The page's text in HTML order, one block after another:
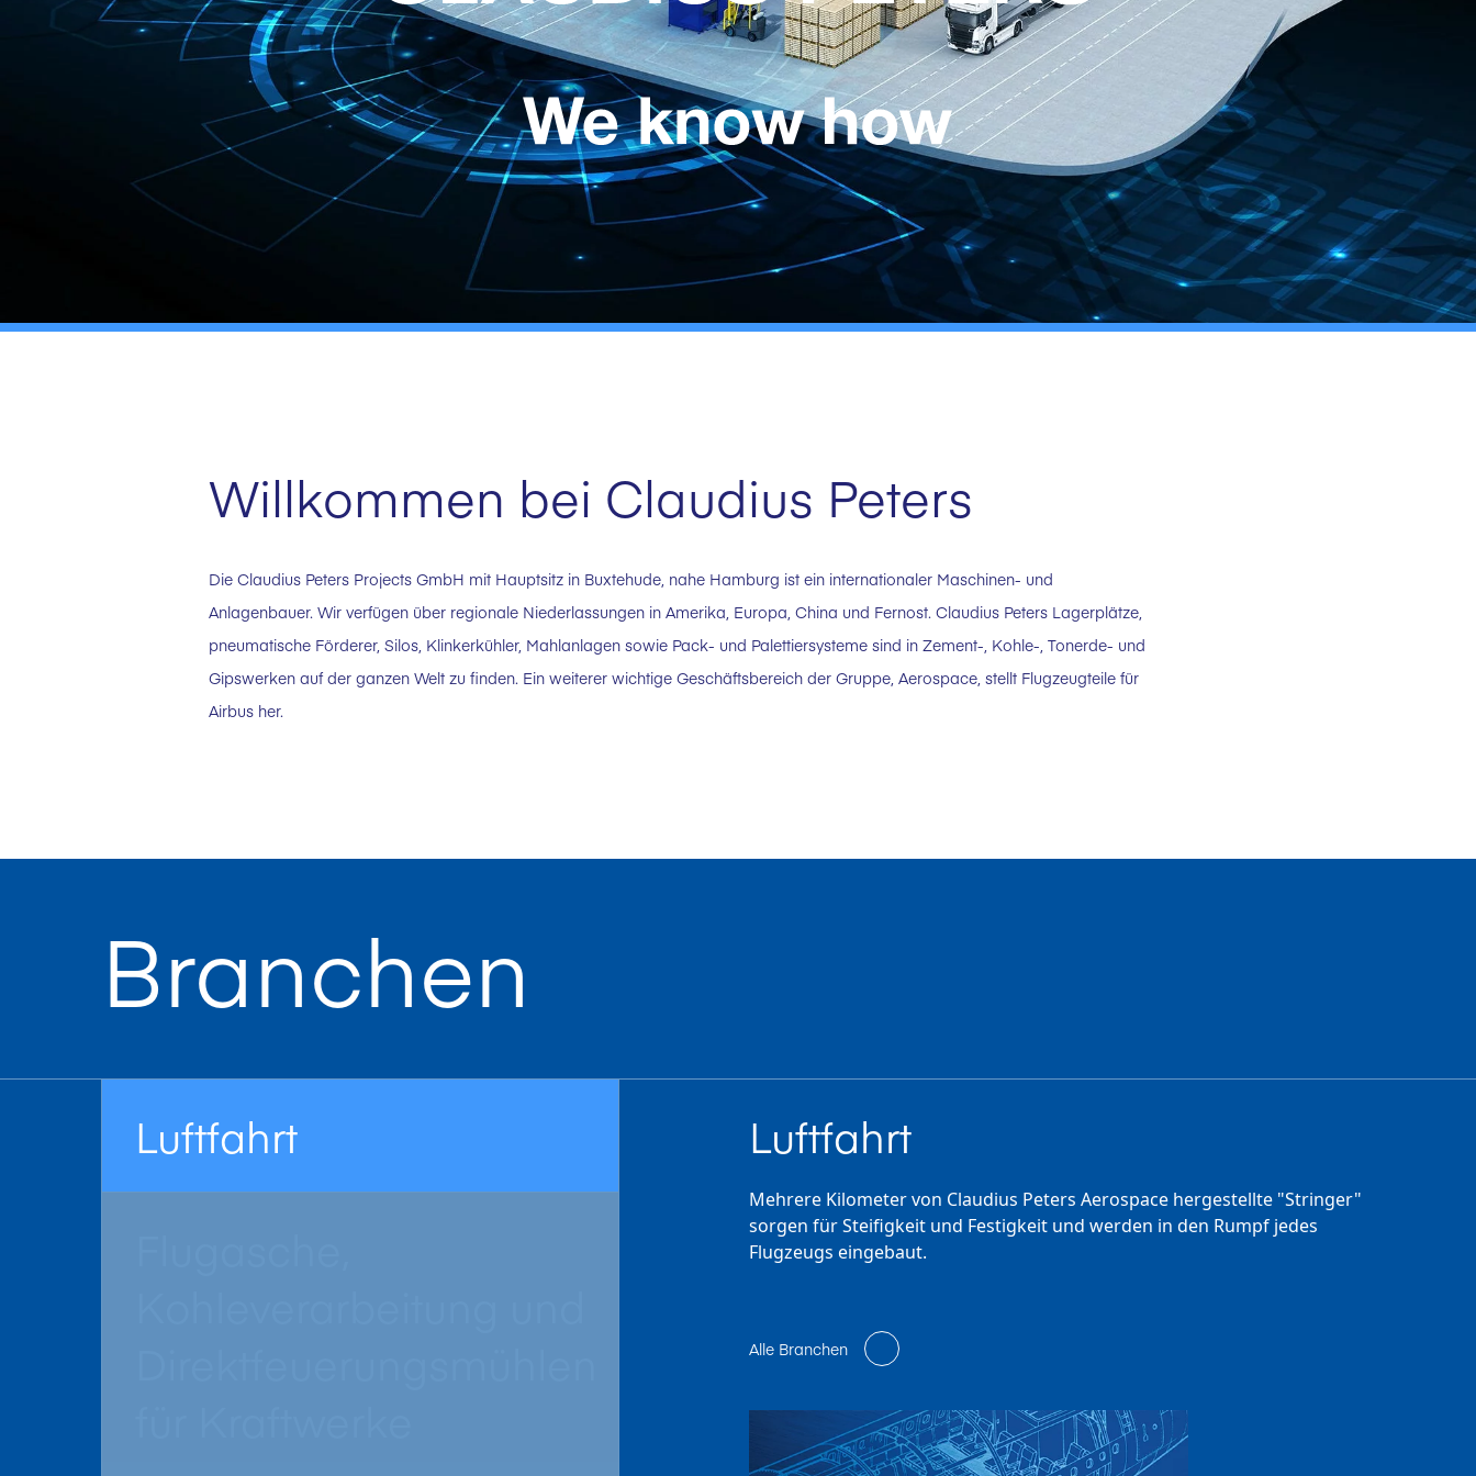
Willkommen bei Claudius Peters
Die Claudius Peters Projects GmbH mit Hauptsitz in Buxtehude, nahe Hamburg ist ein internationaler Maschinen- und
Anlagenbauer. Wir verfügen über regionale Niederlassungen in Amerika, Europa, China und Fernost. Claudius Peters Lagerplätze,
pneumatische Förderer, Silos, Klinkerkühler, Mahlanlagen sowie Pack- und Palettiersysteme sind in Zement-, Kohle-, Tonerde- und
Gipswerken auf der ganzen Welt zu finden. Ein weiterer wichtige Geschäftsbereich der Gruppe, Aerospace, stellt Flugzeugteile für
Airbus her.
Branchen
Luftfahrt
Luftfahrt
Mehrere Kilometer von Claudius Peters Aerospace hergestellte "Stringer"
sorgen für Steifigkeit und Festigkeit und werden in den Rumpf jedes
Flugzeugs eingebaut.
Alle Branchen